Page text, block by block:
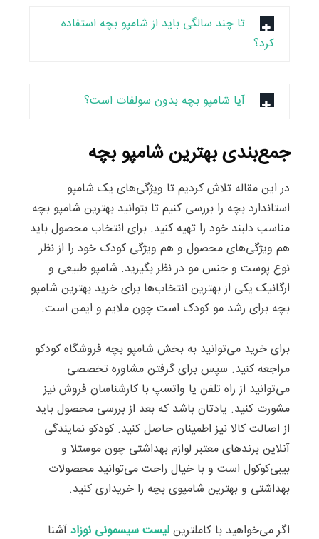
تا چند سالگی باید از شامپو بچه استفاده
کرد؟
آیا شامپو بچه بدون سولفات است؟
جمع‌بندی بهترین شامپو بچه
در این مقاله تلاش کردیم تا ویژگی‌های یک شامپو
استاندارد بچه را بررسی کنیم تا بتوانید بهترین شامپو بچه
مناسب دلبند خود را تهیه کنید. برای انتخاب محصول باید
هم ویژگی‌های محصول و هم ویژگی کودک خود را از نظر
نوع پوست و جنس مو در نظر بگیرید. شامپو طبیعی و
ارگانیک یکی از بهترین انتخاب‌ها برای خرید بهترین شامپو
بچه برای رشد مو کودک است چون ملایم و ایمن است.
برای خرید می‌توانید به بخش شامپو بچه فروشگاه کودکو
مراجعه کنید. سپس برای گرفتن مشاوره تخصصی
می‌توانید از راه تلفن یا واتسپ با کارشناسان فروش نیز
مشورت کنید. یادتان باشد که بعد از بررسی محصول باید
از اصالت کالا نیز اطمینان حاصل کنید. کودکو نمایندگی
آنلاین برندهای معتبر لوازم بهداشتی چون موستلا و
بیبی‌کوکول است و با خیال راحت می‌توانید محصولات
بهداشتی و بهترین شامپوی بچه را خریداری کنید.
اگر می‌خواهید با کاملترینلیست سیسمونی نوزادآشنا